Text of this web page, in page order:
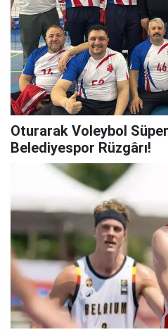
Oturarak Voleybol
Belediyespor Rüzgârı!